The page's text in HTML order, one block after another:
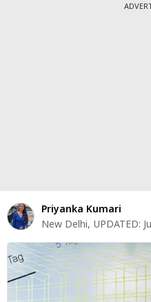
शेयर
बाज़ार
बिजनेस
न्यूज
वीडियो
Priyanka Kumari
New Delhi, UPDATED: